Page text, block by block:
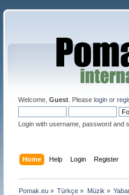
Welcome, Guest. Please loginor
Login with username, password and
Home Help Login Register
Pomak.eu » Türkçe » Müzik »